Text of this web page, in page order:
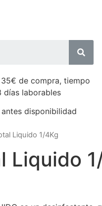
de compra, tiempo
días laborables
disponibilidad
Liquido 1/4Kg
Liquido